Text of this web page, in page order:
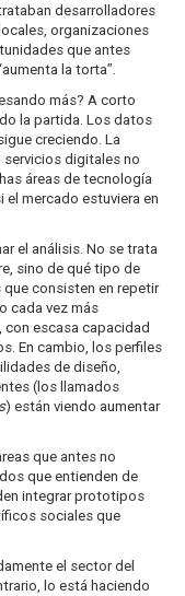
desarrolladores
organizaciones
que antes
la torta”.
más? A corto
la partida. Los datos
creciendo. La
servicios digitales no
áreas de tecnología
mercado estuviera en
el análisis. No se trata
sino de qué tipo de
consisten en repetir
cada vez más
escasa capacidad
En cambio, los perfiles
de diseño,
(los llamados
) están viendo aumentar
que antes no
que entienden de
integrar prototipos
sociales que
el sector del
lo está haciendo